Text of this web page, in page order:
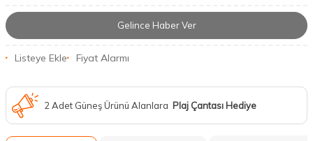
Gelince Haber Ver
Listeye Ekle Fiyat Alarmı
2 Adet Güneş Ürünü Alanlara Plaj Çantası Hediye